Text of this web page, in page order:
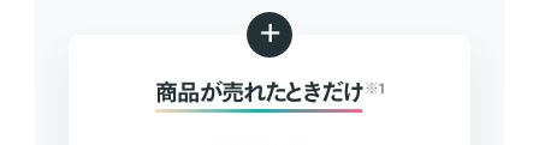
+
商品が売れたときだけ ※1